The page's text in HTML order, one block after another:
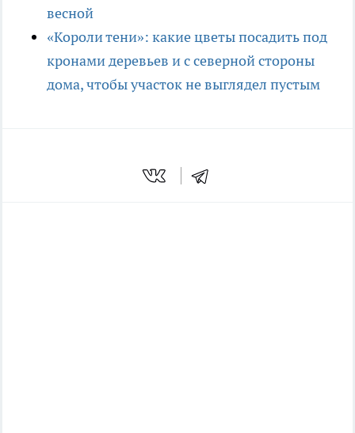
весной
«Короли тени»: какие цветы посадить под
кронами деревьев и с северной стороны
дома, чтобы участок не выглядел пустым